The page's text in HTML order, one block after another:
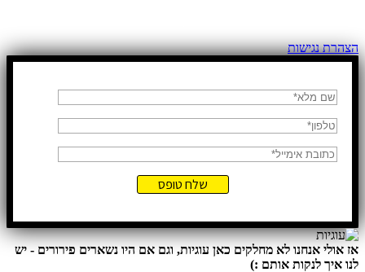
הצהרת נגישות
אז אולי אנחנו לא מחלקים כאן עוגיות, וגם אם היו נשארים פירורים - יש
לנו איך לנקות אותם :)